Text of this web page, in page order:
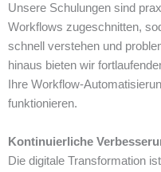
Unsere Schulungen sind
Workflows zugeschnitten,
schnell verstehen und
hinaus bieten wir
Ihre Workflow-
funktionieren.
Kontinuierliche
Die digitale Transformation